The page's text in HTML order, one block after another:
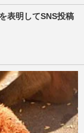
表明してSNS投稿